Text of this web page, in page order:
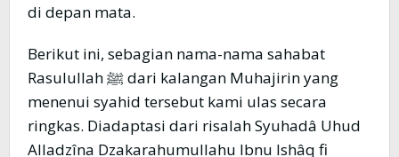
di depan mata.
Berikut ini, sebagian nama-nama sahabat
Rasulullah ﷺ dari kalangan Muhajirin yang
menenui syahid tersebut kami ulas secara
ringkas. Diadaptasi dari risalah Syuhadâ Uhud
Alladzîna Dzakarahumullahu Ibnu Ishâq fi